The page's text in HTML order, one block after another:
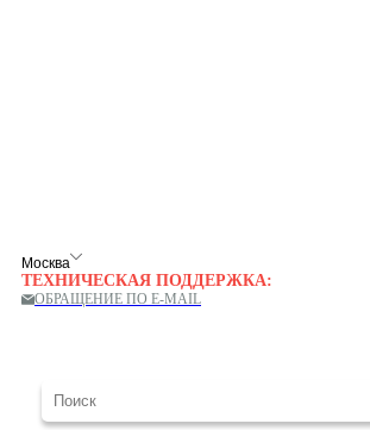
Москва
ТЕХНИЧЕСКАЯ ПОДДЕРЖКА:
ОБРАЩЕНИЕ ПО E-MAIL